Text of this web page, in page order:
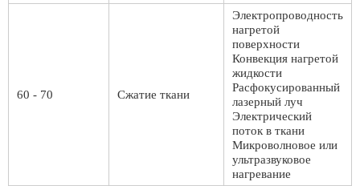
60 - 70 Сжатие ткани
Электропроводность
нагретой
поверхности
Конвекция нагретой
жидкости
Расфокусированный
лазерный луч
Электрический
поток в ткани
Микроволновое или
ультразвуковое
нагревание